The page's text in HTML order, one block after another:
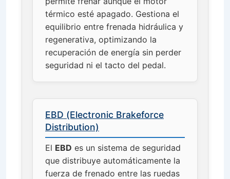
térmico esté apagado. Gestiona el
equilibrio entre frenada hidráulica y
regenerativa, optimizando la
recuperación de energía sin perder
seguridad ni el tacto del pedal.
EBD (Electronic Brakeforce
Distribution)
El EBD es un sistema de seguridad
que distribuye automáticamente la
fuerza de frenado entre las ruedas